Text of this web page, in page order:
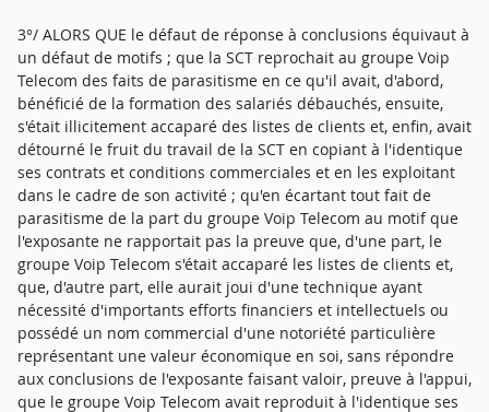
3°/ ALORS QUE le défaut de réponse à conclusions équivaut à
un défaut de motifs ; que la SCT reprochait au groupe Voip
Telecom des faits de parasitisme en ce qu'il avait, d'abord,
bénéficié de la formation des salariés débauchés, ensuite,
s'était illicitement accaparé des listes de clients et, enfin, avait
détourné le fruit du travail de la SCT en copiant à l'identique
ses contrats et conditions commerciales et en les exploitant
dans le cadre de son activité ; qu'en écartant tout fait de
parasitisme de la part du groupe Voip Telecom au motif que
l'exposante ne rapportait pas la preuve que, d'une part, le
groupe Voip Telecom s'était accaparé les listes de clients et,
que, d'autre part, elle aurait joui d'une technique ayant
nécessité d'importants efforts financiers et intellectuels ou
possédé un nom commercial d'une notoriété particulière
représentant une valeur économique en soi, sans répondre
aux conclusions de l'exposante faisant valoir, preuve à l'appui,
que le groupe Voip Telecom avait reproduit à l'identique ses